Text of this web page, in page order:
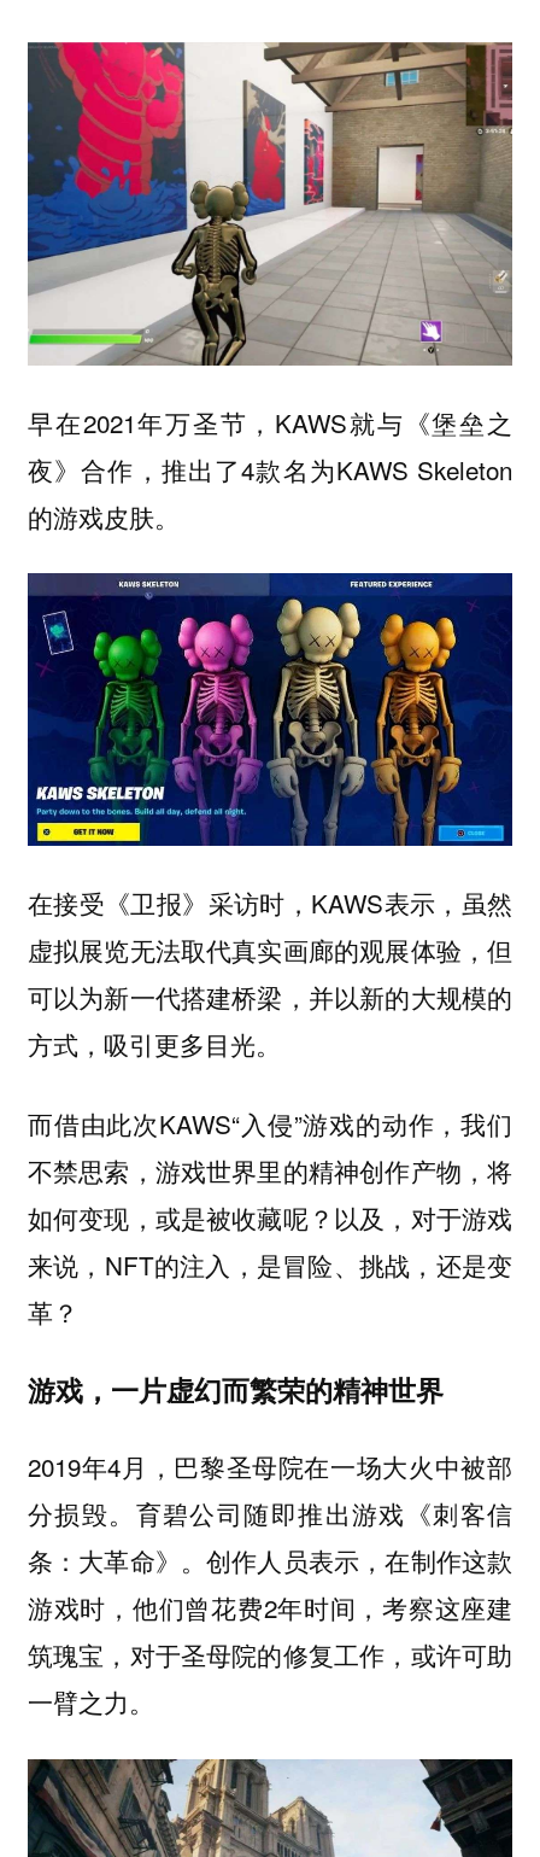
早在2021年万圣节，KAWS就与《堡垒之
夜》合作，推出了4款名为KAWS Skeleton
的游戏皮肤。
在接受《卫报》采访时，KAWS表示，虽然
虚拟展览无法取代真实画廊的观展体验，但
可以为新一代搭建桥梁，并以新的大规模的
方式，吸引更多目光。
而借由此次KAWS“入侵”游戏的动作，我们
不禁思索，游戏世界里的精神创作产物，将
如何变现，或是被收藏呢？以及，对于游戏
来说，NFT的注入，是冒险、挑战，还是变
革？
游戏，一片虚幻而繁荣的精神世界
2019年4月，巴黎圣母院在一场大火中被部
分损毁。育碧公司随即推出游戏《刺客信
条：大革命》。创作人员表示，在制作这款
游戏时，他们曾花费2年时间，考察这座建
筑瑰宝，对于圣母院的修复工作，或许可助
一臂之力。